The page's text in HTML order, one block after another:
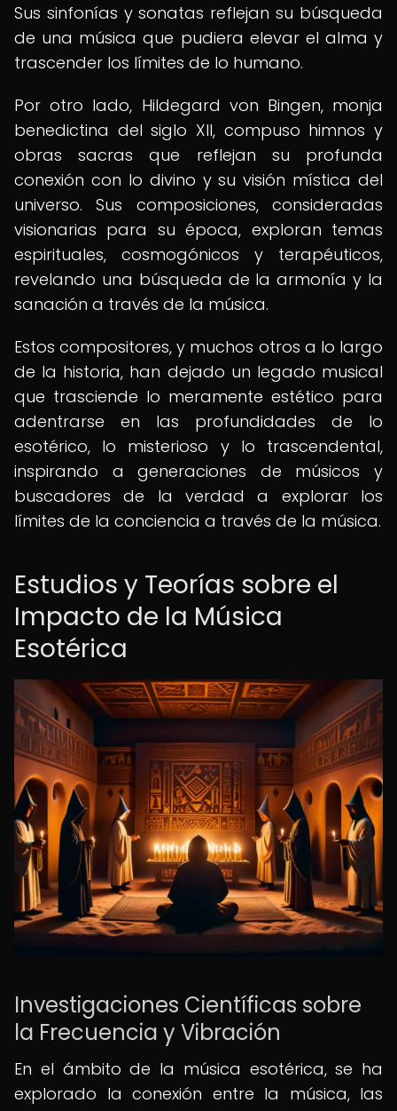
Sus sinfonías y sonatas reflejan su búsqueda
de una música que pudiera elevar el alma y
trascender los límites de lo humano.
Por otro lado, Hildegard von Bingen, monja
benedictina del siglo XII, compuso himnos y
obras sacras que reflejan su profunda
conexión con lo divino y su visión mística del
universo. Sus composiciones, consideradas
visionarias para su época, exploran temas
espirituales, cosmogónicos y terapéuticos,
revelando una búsqueda de la armonía y la
sanación a través de la música.
Estos compositores, y muchos otros a lo largo
de la historia, han dejado un legado musical
que trasciende lo meramente estético para
adentrarse en las profundidades de lo
esotérico, lo misterioso y lo trascendental,
inspirando a generaciones de músicos y
buscadores de la verdad a explorar los
límites de la conciencia a través de la música.
Estudios y Teorías sobre el
Impacto de la Música
Esotérica
Investigaciones Científicas sobre
la Frecuencia y Vibración
En el ámbito de la música esotérica, se ha
explorado la conexión entre la música, las